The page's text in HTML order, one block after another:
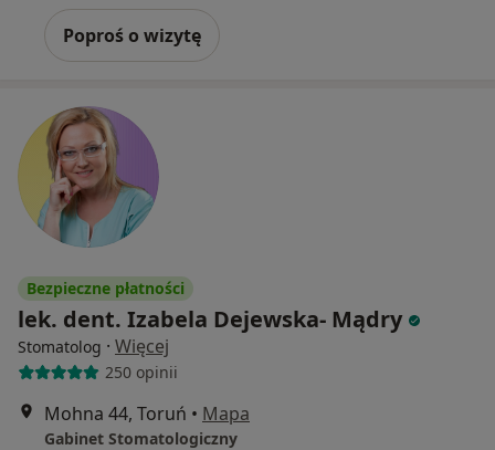
Poproś o wizytę
Bezpieczne płatności
lek. dent. Izabela Dejewska- Mądry
Stomatolog · Więcej
250 opinii
Mohna 44, Toruń • Mapa
Gabinet Stomatologiczny